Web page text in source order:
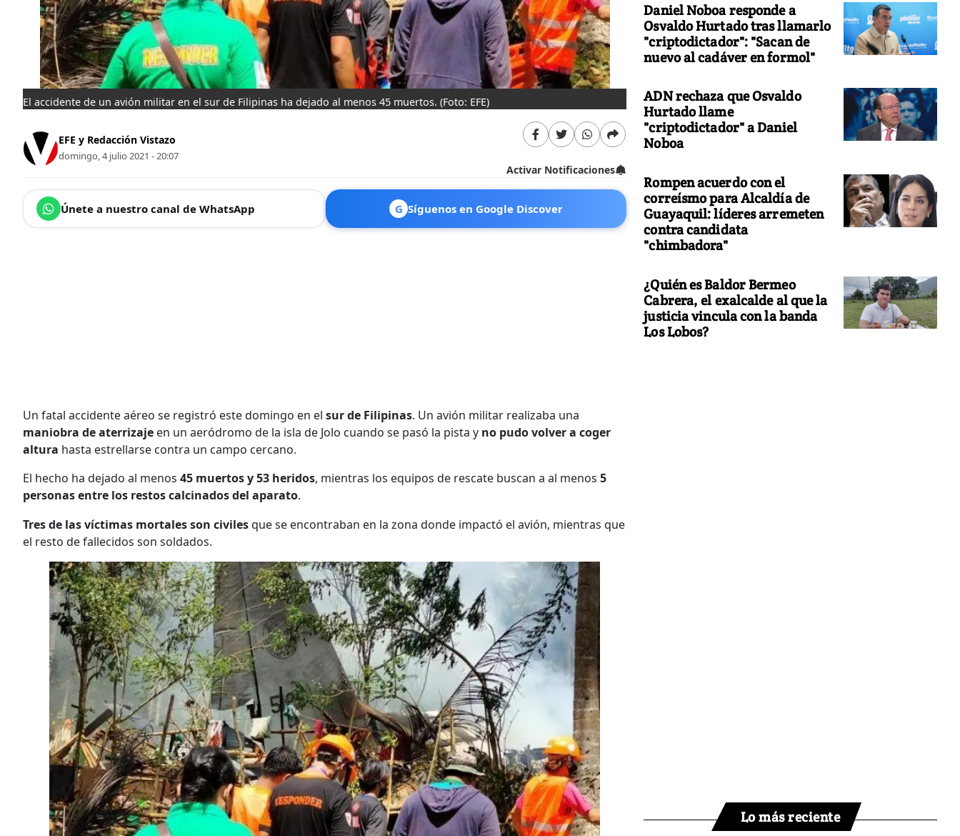
El accidente de un avión militar en el sur de Filipinas ha dejado al menos 45 muertos. (Foto: EFE)
EFE y Redacción Vistazo
domingo, 4 julio 2021 - 20:07
Activar Notificaciones
Únete a nuestro canal de WhatsApp G Síguenos en Google Discover
Un fatal accidente aéreo se registró este domingo en el sur de Filipinas. Un avión militar realizaba una
maniobra de aterrizaje en un aeródromo de la isla de Jolo cuando se pasó la pista y no pudo volver a coger
altura hasta estrellarse contra un campo cercano.
El hecho ha dejado al menos 45 muertos y 53 heridos, mientras los equipos de rescate buscan a al menos 5
personas entre los restos calcinados del aparato.
Tres de las víctimas mortales son civilesque se encontraban en la zona donde impactó el avión, mientras que
el resto de fallecidos son soldados.
Daniel Noboa responde a
Osvaldo Hurtado tras llamarlo
"criptodictador": "Sacan de
nuevo al cadáver en formol"
ADN rechaza que Osvaldo
Hurtado llame
"criptodictador" a Daniel
Noboa
Rompen acuerdo con el
correísmo para Alcaldía de
Guayaquil: líderes arremeten
contra candidata
"chimbadora"
¿Quién es Baldor Bermeo
Cabrera, el exalcalde al que la
justicia vincula con la banda
Los Lobos?
Lo más reciente